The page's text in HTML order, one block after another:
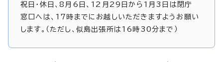
祝日・休日、8月6日、12月29日から1月3日は閉庁
窓口へは、17時までにお越しいただきますようお願い
します。（ただし、似島出張所は16時30分まで）